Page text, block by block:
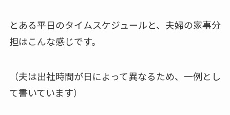
とある平日のタイムスケジュールと、夫婦の家事分
担はこんな感じです。
（夫は出社時間が日によって異なるため、一例とし
て書いています）